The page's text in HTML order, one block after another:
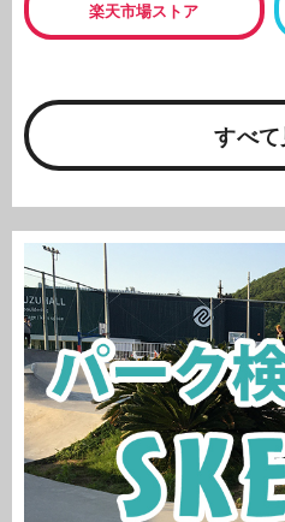
楽天市場ストア
すべ